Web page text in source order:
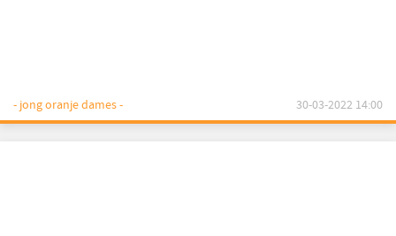
- jong oranje dames - 30-03-2022 14:00